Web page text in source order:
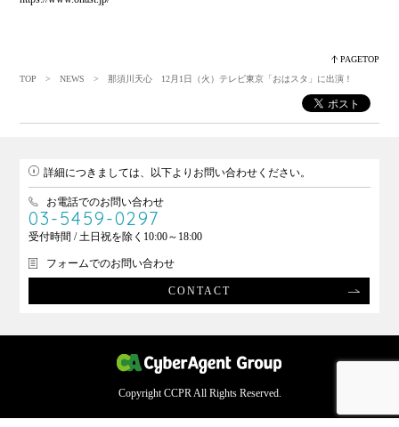
PAGETOP
TOP
>NEWS > 那須川天心 12月1日（火）テレビ東京「おはスタ」に出演！
詳細につきましては、以下よりお問い合わせください。
お電話でのお問い合わせ
03-5459-0297
受付時間 / 土日祝を除く10:00～18:00
フォームでのお問い合わせ
CONTACT
Copyright CCPR All Rights Reserved.